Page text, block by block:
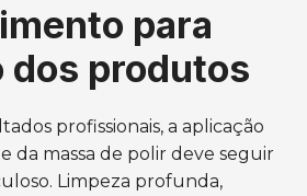
para
dos produtos
profissionais, a aplicação
da massa de polir deve seguir
Limpeza profunda,